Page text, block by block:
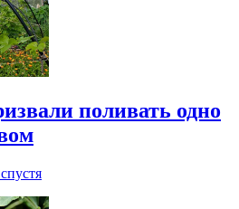
поливать одно